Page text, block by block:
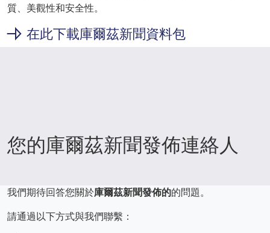
質、美觀性和安全性。
在此下載庫爾茲新聞資料包
您的庫爾茲新聞發佈連絡人
我們期待回答您關於庫爾茲新聞發佈的的問題。
請通過以下方式與我們聯繫：